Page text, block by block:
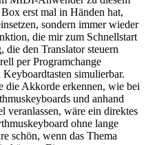
erst mal in Händen hat,
sondern immer wieder
die mir zum Schnellstart
den Translator steuern
per Programchange
simulierbar.
die Akkorde erkennen, wie bei
und anhand
veranlassen, wäre ein direktes
ohne lange
schön, wenn das Thema